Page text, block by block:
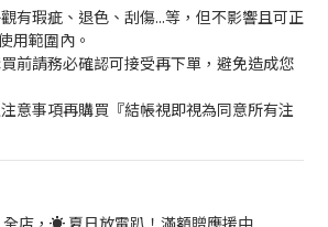
有瑕疵、退色、刮傷...等，但不影響且可正
用範圍內。
前請務必確認可接受再下單，避免造成您
意事項再購買『結帳視即視為同意所有注
全店，☀️ 夏日放電趴！滿額贈應援中